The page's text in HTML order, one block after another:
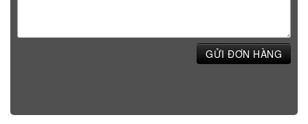
GỬI ĐƠN HÀNG